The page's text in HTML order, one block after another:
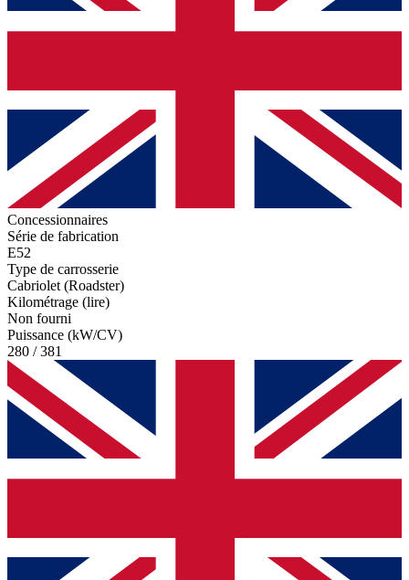
Concessionnaires
Série de fabrication
E52
Type de carrosserie
Cabriolet (Roadster)
Kilométrage (lire)
Non fourni
Puissance (kW/CV)
280 / 381